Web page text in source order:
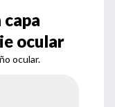
capa
ocular
ocular.